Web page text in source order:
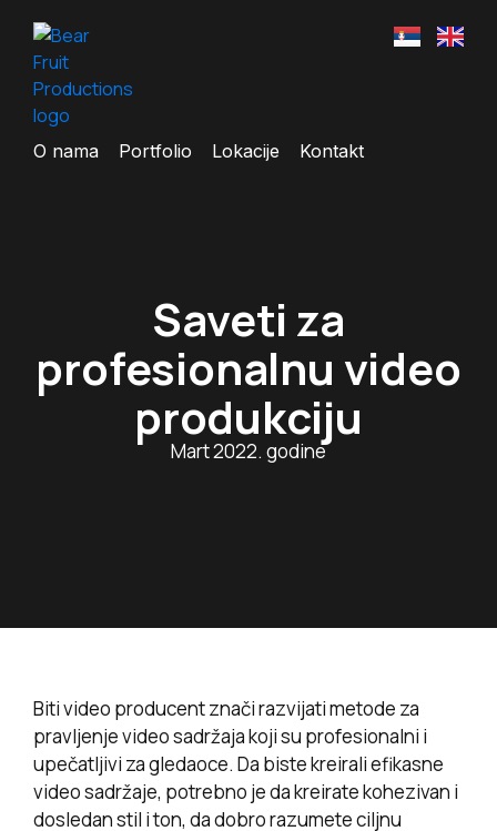
O nama Portfolio Lokacije Kontakt
Saveti za
profesionalnu video
produkciju
Mart 2022. godine
Biti video producent znači razvijati metode za
pravljenje video sadržaja koji su profesionalni i
upečatljivi za gledaoce. Da biste kreirali efikasne
video sadržaje, potrebno je da kreirate kohezivan i
dosledan stil i ton, da dobro razumete ciljnu